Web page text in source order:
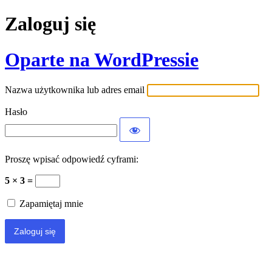
Zaloguj się
Oparte na WordPressie
Nazwa użytkownika lub adres email
Hasło
Proszę wpisać odpowiedź cyframi:
5 × 3 =
Zapamiętaj mnie